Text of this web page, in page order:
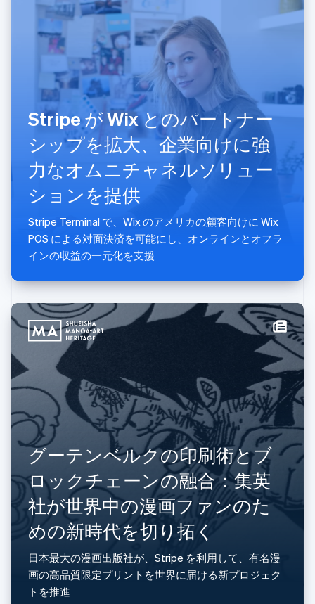
Stripe が Wix とのパートナー
シップを拡大、企業向けに強
力なオムニチャネルソリュー
ションを提供
Stripe Terminal で、Wix のアメリカの顧客向けに Wix
POS による対面決済を可能にし、オンラインとオフラ
インの収益の一元化を支援
グーテンベルクの印刷術とブ
ロックチェーンの融合：集英
社が世界中の漫画ファンのた
めの新時代を切り拓く
日本最大の漫画出版社が、Stripe を利用して、有名漫
画の高品質限定プリントを世界に届ける新プロジェク
トを推進
English Italiano
タイ
ไทยEnglish
チェコ共和国
デンマーク
English
ドイツ
DeutschEnglish
ニュージーランド
English
ノルウェー
English
ハンガリー
フィンランド
English Svenska
ブラジル
フランス
ブルガリア
English
ベルギー
NederlandsFrançais
ポーランド
English
ポルトガル
Português English
マルタ
English
マレーシア
メキシコ
EspañolEnglish
ラトビア
English
リトアニア
English
リヒテンシュタイン
DeutschEnglish
ルーマニア